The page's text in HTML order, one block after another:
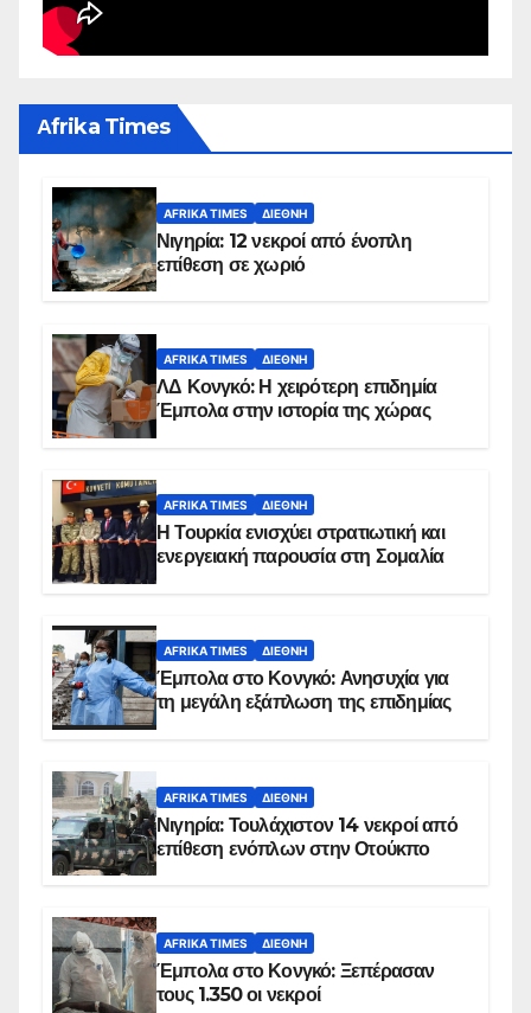
Αfrika Times
AFRIKA TIMES ΔΙΕΘΝΉ
Νιγηρία: 12 νεκροί από ένοπλη
επίθεση σε χωριό
AFRIKA TIMES ΔΙΕΘΝΉ
ΛΔ Κονγκό: Η χειρότερη επιδημία
Έμπολα στην ιστορία της χώρας
AFRIKA TIMES ΔΙΕΘΝΉ
Η Τουρκία ενισχύει στρατιωτική και
ενεργειακή παρουσία στη Σομαλία
AFRIKA TIMES ΔΙΕΘΝΉ
Έμπολα στο Κονγκό: Ανησυχία για
τη μεγάλη εξάπλωση της επιδημίας
AFRIKA TIMES ΔΙΕΘΝΉ
Νιγηρία: Τουλάχιστον 14 νεκροί από
επίθεση ενόπλων στην Οτούκπο
AFRIKA TIMES ΔΙΕΘΝΉ
Έμπολα στο Κονγκό: Ξεπέρασαν
τους 1.350 οι νεκροί